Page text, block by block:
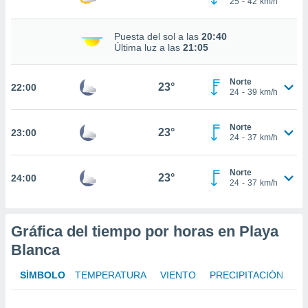
de que
el sitio
para
ni para
aunque
acceder a
web a
Puesta del sol a las 20:40
Última luz a las 21:05
22:00 23°
Norte
24 - 39 km/h
23:00 23°
Norte
24 - 37 km/h
24:00 23°
Norte
24 - 37 km/h
Gráfica del tiempo por horas en Playa
Blanca
SÍMBOLO TEMPERATURA VIENTO PRECIPITACIÓN